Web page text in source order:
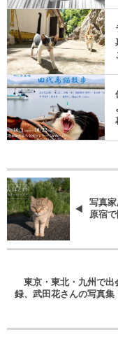
写真
原宿
東京・東北・九州で
録、武田花さんの写真集